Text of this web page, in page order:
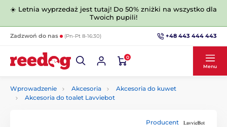
☀️ Letnia wyprzedaż jest tutaj! Do 50% zniżki na wszystko dla
Twoich pupili!
Zadzwoń do nas (Pn-Pt 8-16:30) +48 443 444 443
0
Menu
Wprowadzenie Akcesoria
Akcesoria do kuwet
Akcesoria do toalet Lavviebot
Producent